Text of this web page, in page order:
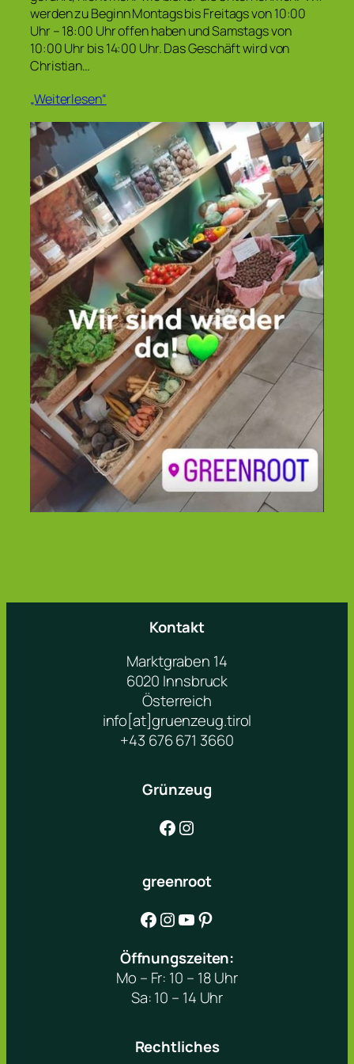
werden zu Beginn Montags bis Freitags von 10:00
Uhr – 18:00 Uhr offen haben und Samstags von
10:00 Uhr bis 14:00 Uhr. Das Geschäft wird von
Christian…
„Weiterlesen“
Kontakt
Marktgraben 14
6020 Innsbruck
Österreich
info[at]gruenzeug.tirol
+43 676 671 3660
Grünzeug
Facebook Instagram
greenroot
Facebook Instagram YouTube Pinterest
Öffnungszeiten:
Mo – Fr: 10 – 18 Uhr
Sa: 10 – 14 Uhr
Rechtliches